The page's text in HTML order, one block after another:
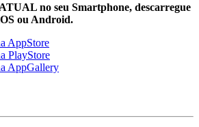
no seu Smartphone, descarregue
ou Android.